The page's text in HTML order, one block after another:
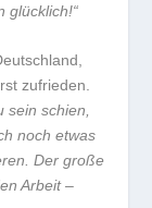
glücklich!“
zufrieden.
sein schien,
noch etwas
Der große
Arbeit –